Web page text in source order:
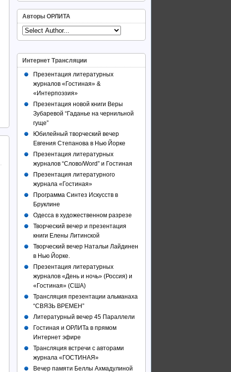
Авторы ОРЛИТА
Интернет Трансляции
Презентация литературных
журналов «Гостиная» &
«Интерпоэзия»
Презентация новой книги Веры
Зубаревой “Гаданье на чернильной
гуще”
Юбилейный творческий вечер
Евгения Степанова в Нью Йорке
Презентация литературных
журналов “Слово/Word” и Гостиная
Презентация литературного
журнала «Гостиная»
Программа Синтез Искусств в
Бруклине
Одесса в художественном разрезе
Творческий вечер и презентация
книги Елены Литинской
Творческий вечер Натальи Лайдинен
в Нью Йорке.
Презентация литературных
журналов «День и ночь» (Россия) и
«Гостиная» (США)
Трансляция презентации альманаха
“СВЯЗЬ ВРЕМЕН”
Литературный вечер 45 Параллели
Гостиная и ОРЛИТа в прямом
Интернет эфире
Трансляция встречи с авторами
журнала «ГОСТИНАЯ»
Вечер памяти Беллы Ахмадулиной